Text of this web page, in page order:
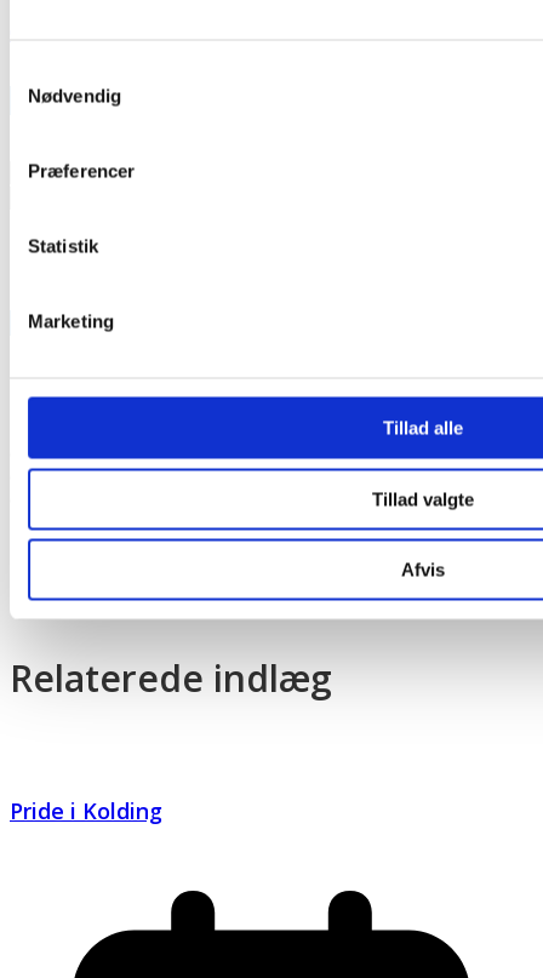
Nødvendig
Præferencer
Statistik
Marketing
Tillad alle
Tillad valgte
Afvis
KONTAKT OS:
Submit
© 2026Out & About. All rights reserved.
© 2026 gayMAGZ.dk/Dansk HOMO-Historie
Powered by: Rainbow Media Denmark ApS
Relaterede indlæg
Pride i Kolding